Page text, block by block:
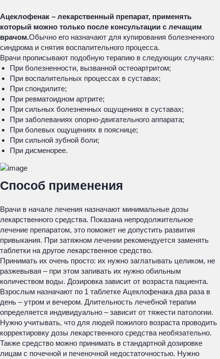
Ацеклофенак – лекарственный препарат, применять
который можно только после консультации с лечащим
врачом.Обычно его назначают для купирования болезненного
синдрома и снятия воспалительного процесса.
Врачи прописывают подобную терапию в следующих случаях:
При болезненности, вызванной остеоартритом;
При воспалительных процессах в суставах;
При спондилите;
При ревматоидном артрите;
При сильных болезненных ощущениях в суставах;
При заболеваниях опорно-двигательного аппарата;
При болевых ощущениях в пояснице;
При сильной зубной боли;
При дисменорее.
Способ применения
Врачи в начале лечения назначают минимальные дозы
лекарственного средства. Показана непродолжительное
лечение препаратом, это поможет не допустить развития
привыкания. При затяжном лечении рекомендуется заменять
таблетки на другое лекарственное средство.
Принимать их очень просто: их нужно заглатывать целиком, не
разжевывая – при этом запивать их нужно обильным
количеством воды. Дозировка зависит от возраста пациента.
Взрослым назначают по 1 таблетке Ацеклофенака два раза в
день – утром и вечером. Длительность лечебной терапии
определяется индивидуально – зависит от тяжести патологии.
Нужно учитывать, что для людей пожилого возраста проводить
корректировку дозы лекарственного средства необязательно.
Также средство можно принимать в стандартной дозировке
лицам с почечной и печеночной недостаточностью. Нужно